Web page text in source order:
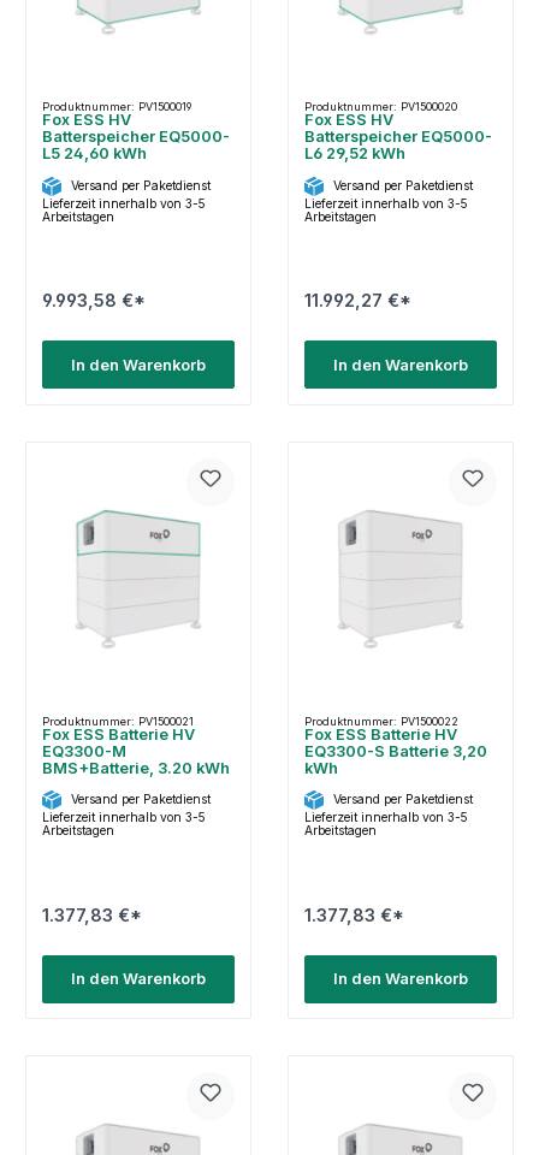
Produktnummer: PV1500019
Fox ESS HV
Batterspeicher EQ5000-
L5 24,60 kWh
Versand per Paketdienst
Lieferzeit innerhalb von 3-5
Arbeitstagen
9.993,58 €*
In den Warenkorb
Produktnummer: PV1500020
Fox ESS HV
Batterspeicher EQ5000-
L6 29,52 kWh
Versand per Paketdienst
Lieferzeit innerhalb von 3-5
Arbeitstagen
11.992,27 €*
In den Warenkorb
Produktnummer: PV1500021
Fox ESS Batterie HV
EQ3300-M
BMS+Batterie, 3.20 kWh
Versand per Paketdienst
Lieferzeit innerhalb von 3-5
Arbeitstagen
1.377,83 €*
In den Warenkorb
Produktnummer: PV1500022
Fox ESS Batterie HV
EQ3300-S Batterie 3,20
kWh
Versand per Paketdienst
Lieferzeit innerhalb von 3-5
Arbeitstagen
1.377,83 €*
In den Warenkorb